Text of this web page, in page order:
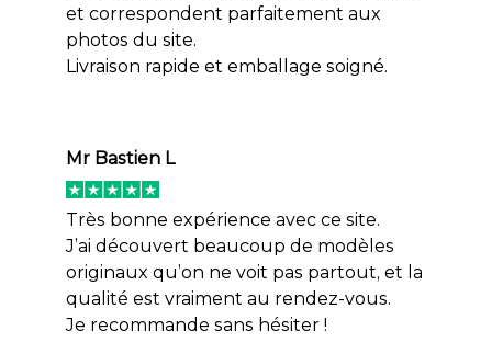
et correspondent parfaitement aux
photos du site.
Livraison rapide et emballage soigné.
Mr Bastien L
Très bonne expérience avec ce site.
J’ai découvert beaucoup de modèles
originaux qu’on ne voit pas partout, et la
qualité est vraiment au rendez-vous.
Je recommande sans hésiter !